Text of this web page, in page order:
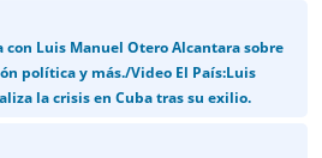
con Luis Manuel Otero Alcantara sobre
política y más./Video El País:Luis
la crisis en Cuba tras su exilio.